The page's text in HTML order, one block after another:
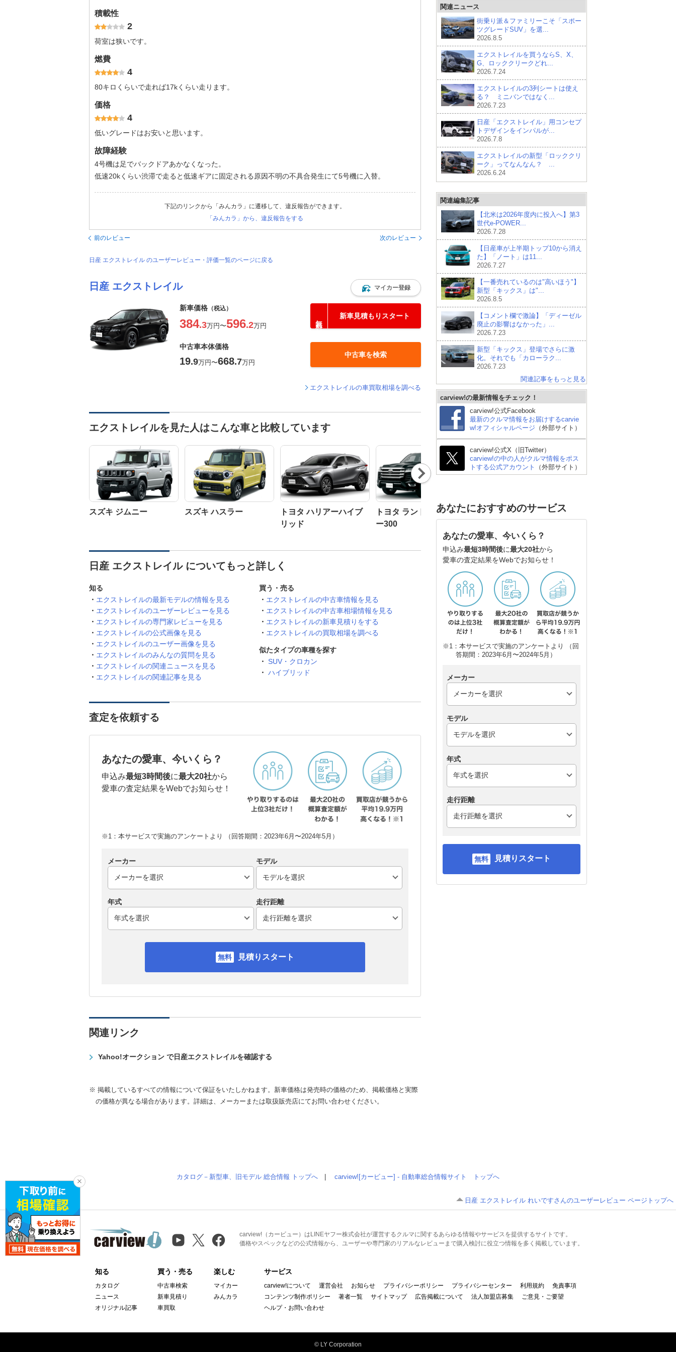
積載性
2
荷室は狭いです。
燃費
4
80キロくらいで走れば17kくらい走ります。
価格
4
低いグレードはお安いと思います。
故障経験
4号機は足でバックドアあかなくなった。
低速20kくらい渋滞で走ると低速ギアに固定される原因不明の不具合発生にて5号機に入替。
下記のリンクから「みんカラ」に遷移して、違反報告ができます。
「みんカラ」から、違反報告をする
前のレビュー 次のレビュー
日産 エクストレイル のユーザーレビュー・評価一覧のページに戻る
日産 エクストレイル マイカー登録
新車価格 （税込）
384.3万円〜596.2万円
新車見積もりスタート
中古車本体価格
19.9万円〜668.7万円
中古車を検索
エクストレイルの車買取相場を調べる
エクストレイルを見た人はこんな車と比較しています
スズキ ジムニー スズキ ハスラー
トヨタ ハリアーハイブ
リッド
トヨタ ランドクルーザ
ー300
スバル フォレスター
Nex
t
日産 エクストレイル についてもっと詳しく
知る
エクストレイルの最新モデルの情報を見る
エクストレイルのユーザーレビューを見る
エクストレイルの専門家レビューを見る
エクストレイルの公式画像を見る
エクストレイルのユーザー画像を見る
エクストレイルのみんなの質問を見る
エクストレイルの関連ニュースを見る
エクストレイルの関連記事を見る
買う・売る
エクストレイルの中古車情報を見る
エクストレイルの中古車相場情報を見る
エクストレイルの新車見積りをする
エクストレイルの買取相場を調べる
似たタイプの車種を探す
SUV・クロカン
ハイブリッド
査定を依頼する
あなたの愛車、今いくら？
申込み最短3時間後に最大20社から
愛車の査定結果をWebでお知らせ！
※1：本サービスで実施のアンケートより （回答期間：2023年6月〜2024年5月）
メーカー モデル
年式 走行距離
見積りスタート
関連リンク
Yahoo!オークション で日産エクストレイルを確認する
※ 掲載しているすべての情報について保証をいたしかねます。新車価格は発売時の価格のため、掲載価格と実際
の価格が異なる場合があります。詳細は、メーカーまたは取扱販売店にてお問い合わせください。
関連ニュース
街乗り派＆ファミリーこそ「スポー
ツグレードSUV」を選...
2026.8.5
エクストレイルを買うならS、X、
G、ロッククリークどれ...
2026.7.24
エクストレイルの3列シートは使え
る？ ミニバンではなく...
2026.7.23
日産「エクストレイル」用コンセプ
トデザインをインパルが...
2026.7.8
エクストレイルの新型「ロッククリ
ーク」ってなんなん？ ...
2026.6.24
関連編集記事
【北米は2026年度内に投入へ】第3
世代e-POWER...
2026.7.28
【日産車が上半期トップ10から消え
た】「ノート」は11...
2026.7.27
【一番売れているのは"高いほう"】
新型「キックス」は"...
2026.8.5
【コメント欄で激論】「ディーゼル
廃止の影響はなかった」...
2026.7.23
新型「キックス」登場でさらに激
化。それでも「カローラク...
2026.7.23
関連記事をもっと見る
carview!の最新情報をチェック！
carview!公式Facebook
最新のクルマ情報をお届けするcarvie
w!オフィシャルページ （外部サイト）
carview!公式X（旧Twitter）
carview!の中の人がクルマ情報をポス
トする公式アカウント
（外部サイト）
あなたにおすすめのサービス
あなたの愛車、今いくら？
申込み最短3時間後に最大20社から
愛車の査定結果をWebでお知らせ！
※1：本サービスで実施のアンケートより （回
答期間：2023年6月〜2024年5月）
メーカー
モデル
年式
走行距離
見積りスタート
カタログ－新型車、旧モデル 総合情報 トップへ carview![カービュー] - 自動車総合情報サイト トップへ
日産 エクストレイル れいですさんのユーザーレビュー ページトップへ
carview!（カービュー）はLINEヤフー株式会社が運営するクルマに関するあらゆる情報やサービスを提供するサイトです。
価格やスペックなどの公式情報から、ユーザーや専門家のリアルなレビューまで購入検討に役立つ情報を多く掲載しています。
知る
カタログ
ニュース
オリジナル記事
買う・売る
中古車検索
新車見積り
車買取
楽しむ
マイカー
みんカラ
サービス
carview!について 運営会社 お知らせ プライバシーポリシー プライバシーセンター 利用規約
免責事項
コンテンツ制作ポリシー
著者一覧 サイトマップ 広告掲載について 法人加盟店募集
ご意見・ご要望
ヘルプ・お問い合わせ
© LY Corporation